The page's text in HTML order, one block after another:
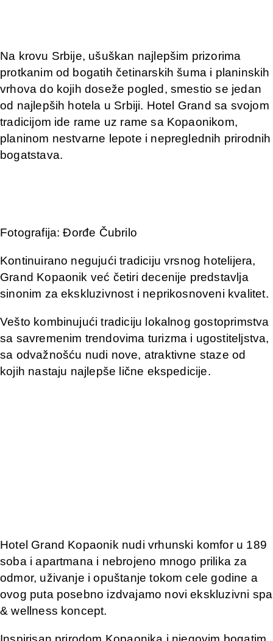
Na krovu Srbije, ušuškan najlepšim prizorima
protkanim od bogatih četinarskih šuma i planinskih
vrhova do kojih doseže pogled, smestio se jedan
od najlepših hotela u Srbiji. Hotel Grand sa svojom
tradicijom ide rame uz rame sa Kopaonikom,
planinom nestvarne lepote i nepreglednih prirodnih
bogatstava.
Fotografija: Đorđe Čubrilo
Kontinuirano negujući tradiciju vrsnog hotelijera,
Grand Kopaonik već četiri decenije predstavlja
sinonim za ekskluzivnost i neprikosnoveni kvalitet.
Vešto kombinujući tradiciju lokalnog gostoprimstva
sa savremenim trendovima turizma i ugostiteljstva,
sa odvažnošću nudi nove, atraktivne staze od
kojih nastaju najlepše lične ekspedicije.
Hotel Grand Kopaonik nudi vrhunski komfor u 189
soba i apartmana i nebrojeno mnogo prilika za
odmor, uživanje i opuštanje tokom cele godine a
ovog puta posebno izdvajamo novi ekskluzivni spa
& wellness koncept.